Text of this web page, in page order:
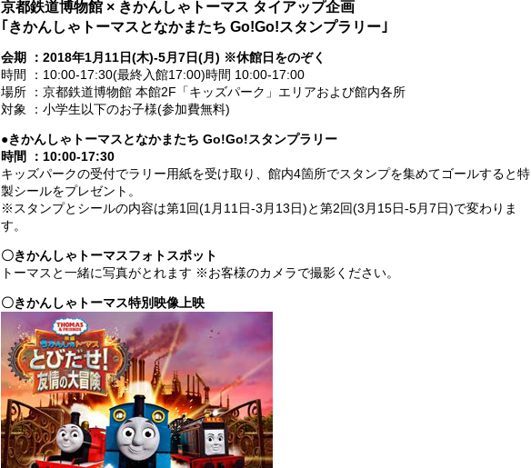
京都鉄道博物館 × きかんしゃトーマス タイアップ企画
｢きかんしゃトーマスとなかまたち Go!Go!スタンプラリー｣
会期 ：2018年1月11日(木)-5月7日(月) ※休館日をのぞく
時間 ：10:00-17:30(最終入館17:00)時間 10:00-17:00
場所 ：京都鉄道博物館 本館2F「キッズパーク」エリアおよび館内各所
対象 ：小学生以下のお子様(参加費無料)
●きかんしゃトーマスとなかまたち Go!Go!スタンプラリー
時間 ：10:00-17:30
キッズパークの受付でラリー用紙を受け取り、館内4箇所でスタンプを集めてゴールすると特
製シールをプレゼント。
※スタンプとシールの内容は第1回(1月11日-3月13日)と第2回(3月15日-5月7日)で変わりま
す。
〇きかんしゃトーマスフォトスポット
トーマスと一緒に写真がとれます ※お客様のカメラで撮影ください。
〇きかんしゃトーマス特別映像上映